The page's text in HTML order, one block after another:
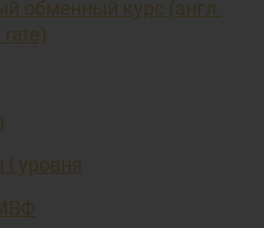
обменный курс (англ.
rate)
I уровня